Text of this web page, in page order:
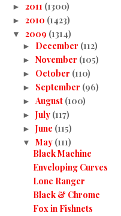
► 2011 (1300)
► 2010 (1423)
▼ 2009 (1314)
► December (112)
► November (105)
► October (110)
► September (96)
► August (100)
► July (117)
► June (115)
▼ May (111)
Black Machine
Enveloping Curves
Lone Ranger
Black & Chrome
Fox in Fishnets